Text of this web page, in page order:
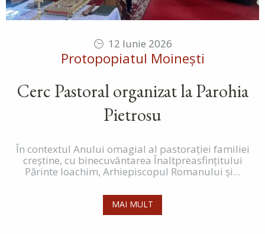
12 Iunie 2026
Protopopiatul Moinești
Cerc Pastoral organizat la Parohia
Pietrosu
În contextul Anului omagial al pastorației familiei
creștine, cu binecuvântarea Înaltpreasfințitului
Părinte Ioachim, Arhiepiscopul Romanului și...
MAI MULT